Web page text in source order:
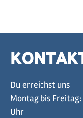
Du erreichst uns
Montag bis Freitag:
Uhr